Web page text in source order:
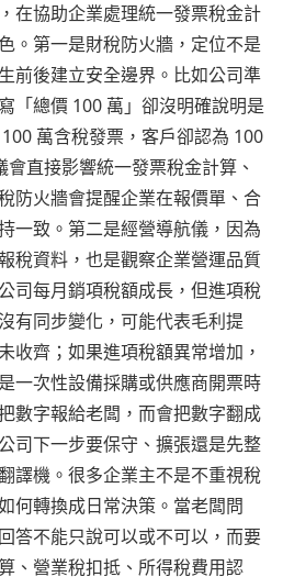
在協助企業處理統一發票稅金計
。第一是財稅防火牆，定位不是
前後建立安全邊界。比如公司準
「總價 100 萬」卻沒明確說明是
萬含稅發票，客戶卻認為 100
直接影響統一發票稅金計算、
防火牆會提醒企業在報價單、合
一致。第二是經營導航儀，因為
稅資料，也是觀察企業營運品質
司每月銷項稅額成長，但進項稅
有同步變化，可能代表毛利提
收齊；如果進項稅額異常增加，
一次性設備採購或供應商開票時
數字報給老闆，而會把數字翻成
司下一步要保守、擴張還是先整
譯機。很多企業主不是不重視稅
何轉換成日常決策。當老闆問
答不能只說可以或不可以，而要
、營業稅扣抵、所得稅費用認